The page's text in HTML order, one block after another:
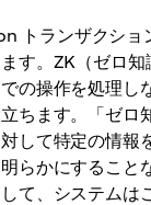
トランザクショ
す。ZK（ゼロ
の操作を処理し
ちます。「ゼロ
して特定の情報
らかにすること
て、システムは